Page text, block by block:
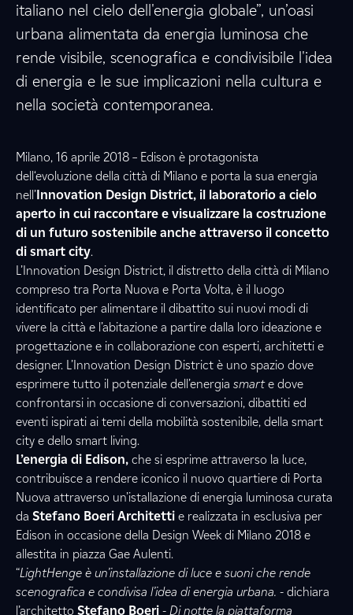
italiano nel cielo dell'energia globale”, un’oasi
urbana alimentata da energia luminosa che
rende visibile, scenografica e condivisibile l'idea
di energia e le sue implicazioni nella cultura e
nella società contemporanea.
Milano, 16 aprile 2018 – Edison è protagonista
dell‘evoluzione della città di Milano e porta la sua energia
nell’Innovation Design District, il laboratorio a cielo
aperto in cui raccontare e visualizzare la costruzione
di un futuro sostenibile anche attraverso il concetto
di smart city.
L’Innovation Design District, il distretto della città di Milano
compreso tra Porta Nuova e Porta Volta, è il luogo
identificato per alimentare il dibattito sui nuovi modi di
vivere la città e l’abitazione a partire dalla loro ideazione e
progettazione e in collaborazione con esperti, architetti e
designer. L’Innovation Design District è uno spazio dove
esprimere tutto il potenziale dell’energia smarte dove
confrontarsi in occasione di conversazioni, dibattiti ed
eventi ispirati ai temi della mobilità sostenibile, della smart
city e dello smart living.
L’energia di Edison, che si esprime attraverso la luce,
contribuisce a rendere iconico il nuovo quartiere di Porta
Nuova attraverso un’istallazione di energia luminosa curata
da Stefano Boeri Architetti e realizzata in esclusiva per
Edison in occasione della Design Week di Milano 2018 e
allestita in piazza Gae Aulenti.
“LightHenge è un’installazione di luce e suoni che rende
scenografica e condivisa l’idea di energia urbana. - dichiara
l’architetto Stefano Boeri - Di notte la piattaforma